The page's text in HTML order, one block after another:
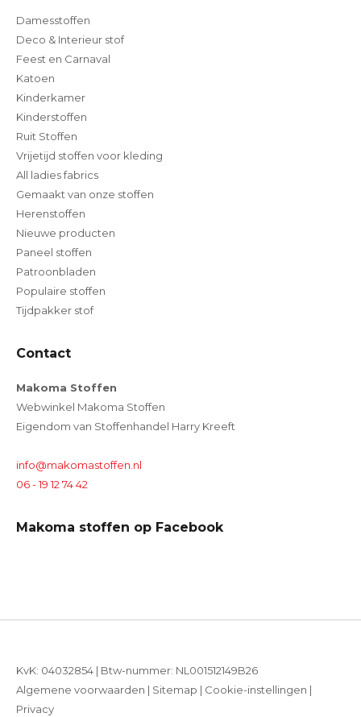
Damesstoffen
Deco & Interieur stof
Feest en Carnaval
Katoen
Kinderkamer
Kinderstoffen
Ruit Stoffen
Vrijetijd stoffen voor kleding
All ladies fabrics
Gemaakt van onze stoffen
Herenstoffen
Nieuwe producten
Paneel stoffen
Patroonbladen
Populaire stoffen
Tijdpakker stof
Contact
Makoma Stoffen
Webwinkel Makoma Stoffen
Eigendom van Stoffenhandel Harry Kreeft
info@makomastoffen.nl
06 - 19 12 74 42
Makoma stoffen op Facebook
KvK: 04032854 | Btw-nummer: NL001512149B26
Algemene voorwaarden | Sitemap | Cookie-instellingen |
Privacy